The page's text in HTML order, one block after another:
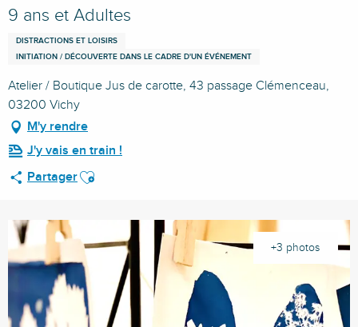
9 ans et Adultes
DISTRACTIONS ET LOISIRS
INITIATION / DÉCOUVERTE DANS LE CADRE D'UN ÉVÉNEMENT
Atelier / Boutique Jus de carotte, 43 passage Clémenceau,
03200 Vichy
M'y rendre
J'y vais en train !
PartagerAjouter aux favoris
+3 photos